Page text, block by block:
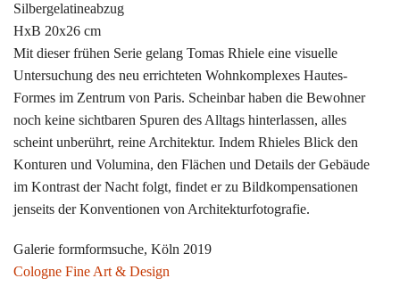
Silbergelatineabzug
HxB 20x26 cm
Mit dieser frühen Serie gelang Tomas Rhiele eine visuelle
Untersuchung des neu errichteten Wohnkomplexes Hautes-
Formes im Zentrum von Paris. Scheinbar haben die Bewohner
noch keine sichtbaren Spuren des Alltags hinterlassen, alles
scheint unberührt, reine Architektur. Indem Rhieles Blick den
Konturen und Volumina, den Flächen und Details der Gebäude
im Kontrast der Nacht folgt, findet er zu Bildkompensationen
jenseits der Konventionen von Architekturfotografie.
Galerie formformsuche, Köln 2019
Cologne Fine Art & Design